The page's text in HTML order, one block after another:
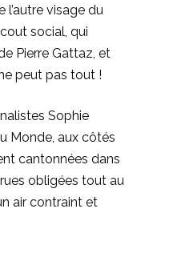
visage du
social, qui
Pierre Gattaz, et
peut pas tout !
Sophie
Monde, aux côtés
cantonnées dans
obligées tout au
air contraint et